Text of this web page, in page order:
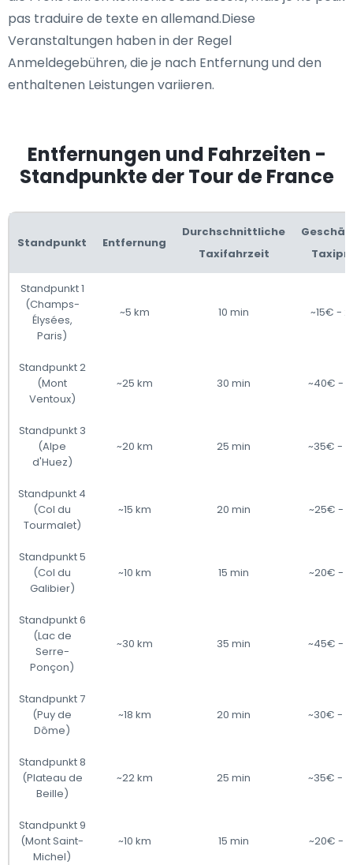
pas traduire de texte en allemand.Diese
Veranstaltungen haben in der Regel
Anmeldegebühren, die je nach Entfernung und den
enthaltenen Leistungen variieren.
Entfernungen und Fahrzeiten -
Standpunkte der Tour de France
Standpunkt Entfernung
Durchschnittliche
Taxifahrzeit
Standpunkt 1
(Champs-
Élysées,
Paris)
~5 km 10 min ~15€ -
Standpunkt 2
(Mont
Ventoux)
~25 km 30 min ~40€ -
Standpunkt 3
(Alpe
d'Huez)
~20 km 25 min ~35€ -
Standpunkt 4
(Col du
Tourmalet)
~15 km 20 min ~25€ -
Standpunkt 5
(Col du
Galibier)
~10 km 15 min ~20€ -
Standpunkt 6
(Lac de
Serre-
Ponçon)
~30 km 35 min ~45€ -
Standpunkt 7
(Puy de
Dôme)
~18 km 20 min ~30€ -
Standpunkt 8
(Plateau de
Beille)
~22 km 25 min ~35€ -
Standpunkt 9
(Mont Saint-
Michel)
~10 km 15 min ~20€ -